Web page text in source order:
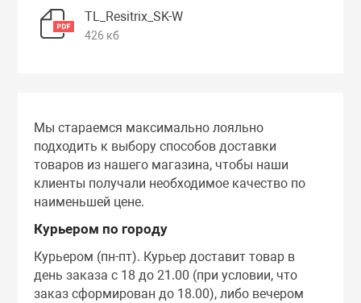
TL_Resitrix_SK-W
426 кб
Мы стараемся максимально лояльно
подходить к выбору способов доставки
товаров из нашего магазина, чтобы наши
клиенты получали необходимое качество по
наименьшей цене.
Курьером по городу
Курьером (пн-пт). Курьер доставит товар в
день заказа с 18 до 21.00 (при условии, что
заказ сформирован до 18.00), либо вечером